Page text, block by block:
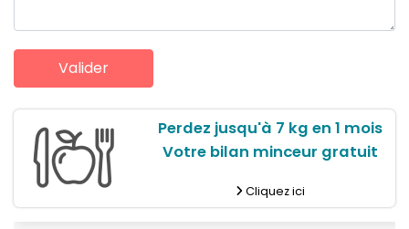
Perdez jusqu'à 7 kg en 1 mois
Votre bilan minceur gratuit
Cliquez ici